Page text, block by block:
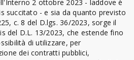
2 ottobre 2023 - laddove è
succitato - e sia da quanto previsto
c. 8 del D.lgs. 36/2023, sorge il
del D.L. 13/2023, che estende fino
di utilizzare, per
dei contratti pubblici,